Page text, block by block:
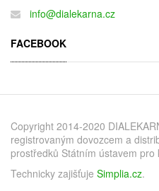
info@dialekarna.cz
FACEBOOK
Copyright 2014-2020
registrovaným dovozcem a
prostředků Státním ústavem pro
Technicky zajišťuje Simplia.cz.